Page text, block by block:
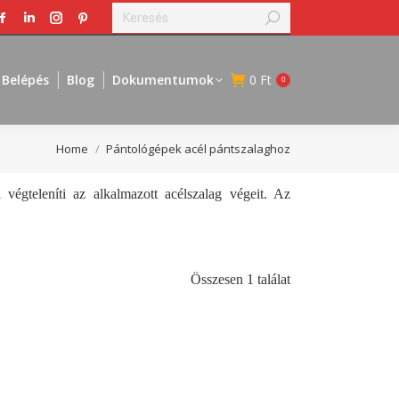
Facebook
opens
Linkedin
opens
window
Instagram
opens
window
Pinterest
opens
window
Search:
Belépés Blog Dokumentumok 0 Ft 0
You are here:
Home Pántológépek acél pántszalaghoz
az alkalmazott acélszalag végeit. Az
Összesen 1 találat